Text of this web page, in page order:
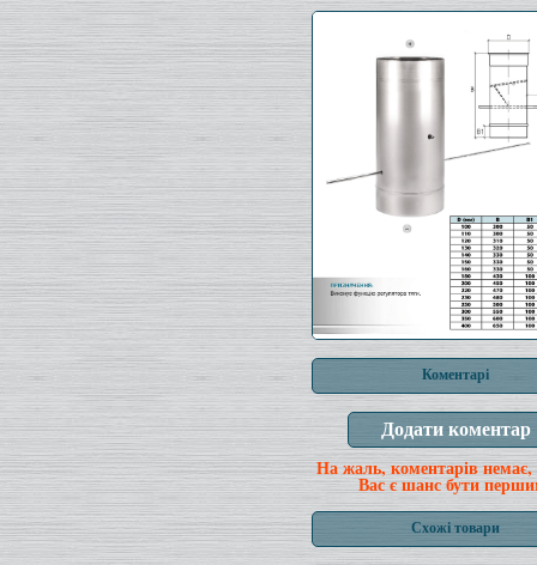
Коментарі
На жаль, коментарів немає,
Вас є шанс бути
Схожі товари